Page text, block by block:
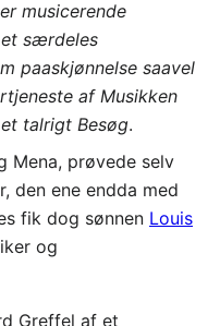
musicerende
særdeles
paaskjønnelse saavel
af Musikken
talrigt Besøg.
prøvede selv
den ene endda med
fik dog sønnen Louis
og
Greffel af et